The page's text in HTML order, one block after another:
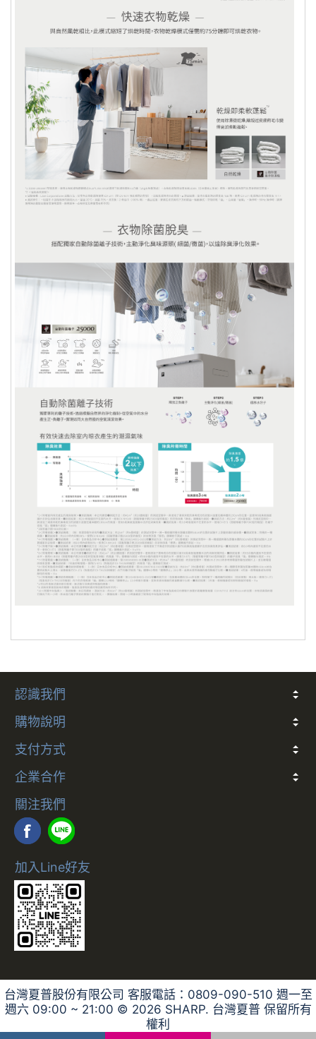
手續費 15元，並於三週後的每月10號或25號退款
至您的帳戶。
信用卡退款：退貨之商品經由廠商驗退，可購樂核
算後，將直接刷退至您當初使用來付款的信用卡帳
戶中，且 將於您的下一期信用卡帳單中顯示 (平均
工作時間約 7-10 個工作天，視發卡銀行而定)。
認識我們
關於我們
常見問題
會員條款
客戶隱私
聯絡我們
購物說明
折價券說明
COCO幣說明
發票
會員卡別與權益說明
退款說明
防詐騙提醒
訂閱制服務及解約政策
支付方式
多元支付方式說明
企業合作
合作說明
關注我們
加入Line好友
台灣夏普股份有限公司 客服電話：0809-090-510 週一至
週六 09:00 ~ 21:00 © 2026 SHARP. 台灣夏普 保留所有
權利